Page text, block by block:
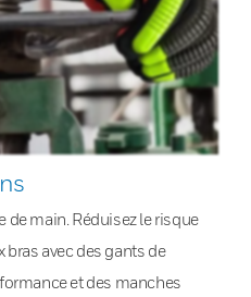
de main. Réduisez le risque
bras avec des gants de
et des manches